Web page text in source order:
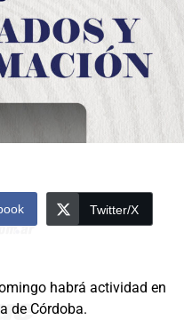
Twitter/X
habrá actividad en
de Córdoba.